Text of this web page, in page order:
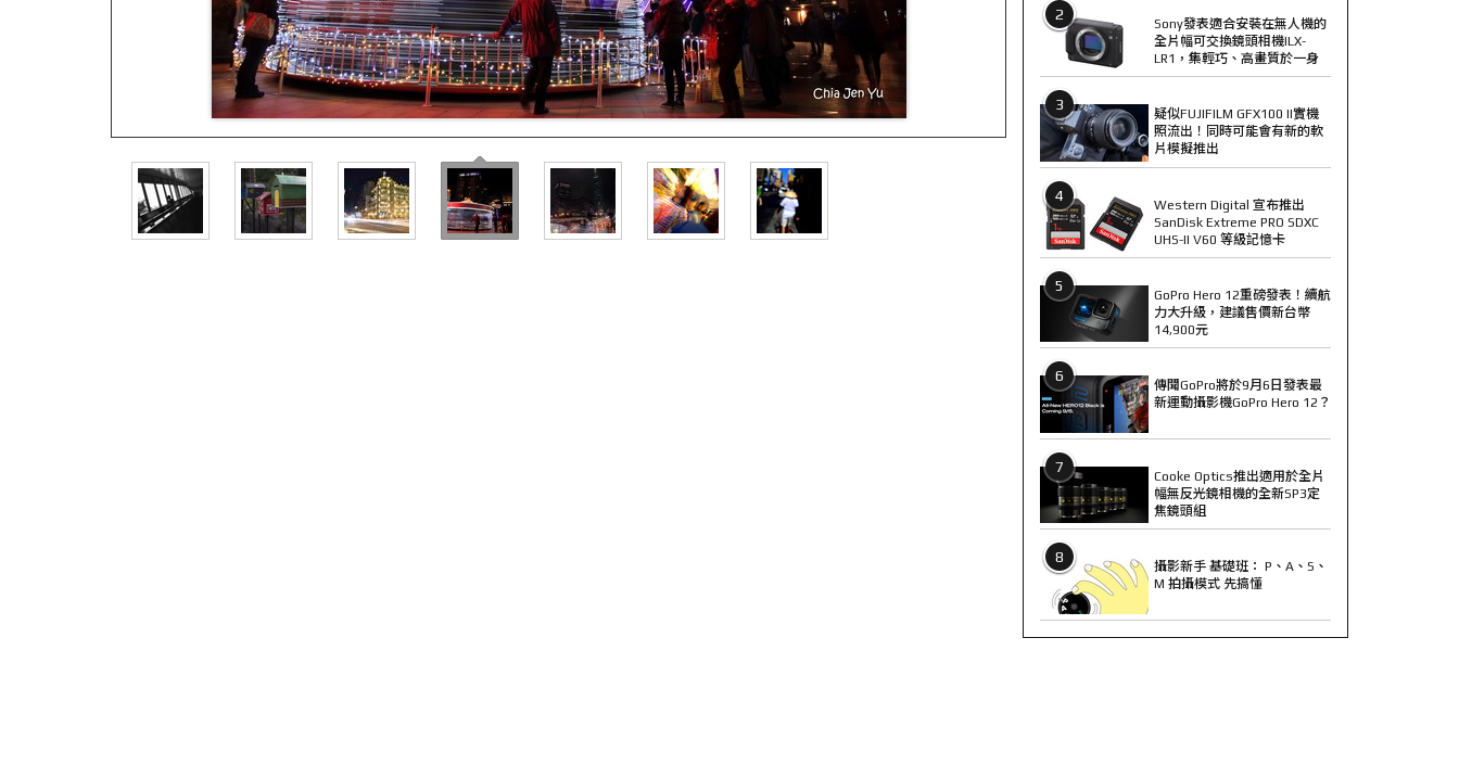
2
Sony發表適合安裝在無人機的
全片幅可交換鏡頭相機ILX-
LR1，集輕巧、高畫質於一身
3
疑似FUJIFILM GFX100 II實機
照流出！同時可能會有新的軟
片模擬推出
4
Western Digital 宣布推出
SanDisk Extreme PRO SDXC
UHS-II V60 等級記憶卡
5
GoPro Hero 12重磅發表！續航
力大升級，建議售價新台幣
14,900元
6
傳聞GoPro將於9月6日發表最
新運動攝影機GoPro Hero 12？
7
Cooke Optics推出適用於全片
幅無反光鏡相機的全新SP3定
焦鏡頭組
8
攝影新手 基礎班： P、A、S、
M 拍攝模式 先搞懂